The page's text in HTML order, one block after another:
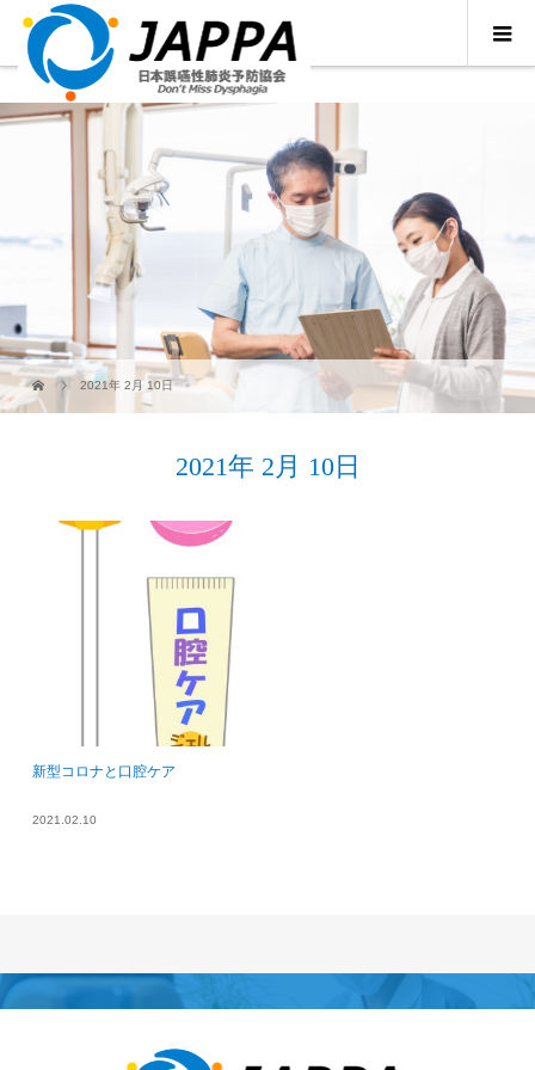
2021年 2月 10日
2021年 2月 10日
新型コロナと口腔ケア
2021.02.10